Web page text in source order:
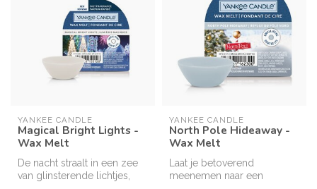
YANKEE CANDLE
Magical Bright Lights -
Wax Melt
De nacht straalt in een zee
van glinsterende lichtjes,
YANKEE CANDLE
North Pole Hideaway -
Wax Melt
Laat je betoverend
meenemen naar een